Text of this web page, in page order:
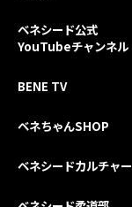
ベネシード公式
YouTubeチャンネル
BENE TV
ベネちゃんSHOP
ベネシードカルチャ